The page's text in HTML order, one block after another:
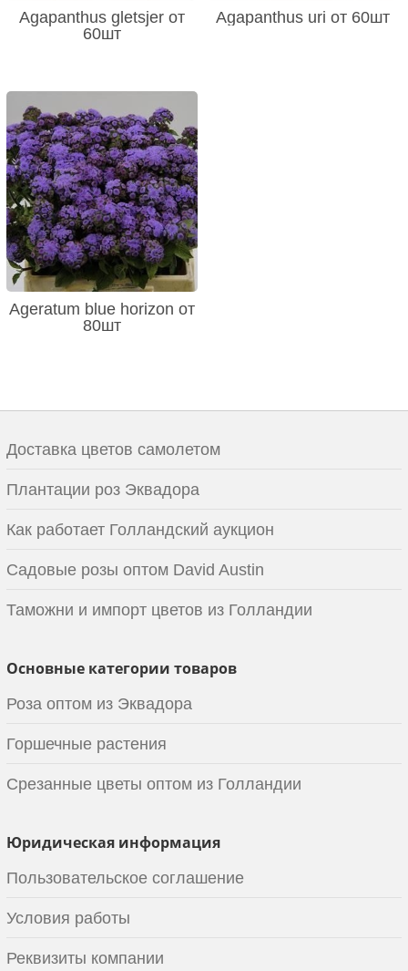
Agapanthus gletsjer от
60шт
Agapanthus uri от 60шт
Ageratum blue horizon от
80шт
Доставка цветов самолетом
Плантации роз Эквадора
Как работает Голландский аукцион
Садовые розы оптом David Austin
Таможни и импорт цветов из Голландии
Основные категории товаров
Роза оптом из Эквадора
Горшечные растения
Срезанные цветы оптом из Голландии
Юридическая информация
Пользовательское соглашение
Условия работы
Реквизиты компании